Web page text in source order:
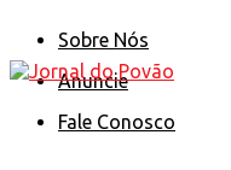
Sobre Nós
Anuncie
Fale Conosco